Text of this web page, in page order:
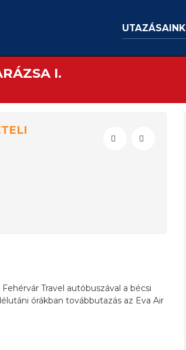
UTAZÁSAINK
I.
Travel autóbuszával a bécsi
órákban továbbutazás az Eva Air